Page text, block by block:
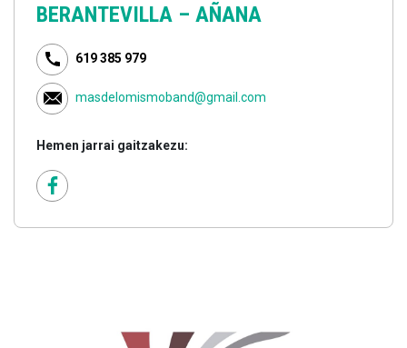
BERANTEVILLA – AÑANA
619 385 979
masdelomismoband@gmail.com
Hemen jarrai gaitzakezu: